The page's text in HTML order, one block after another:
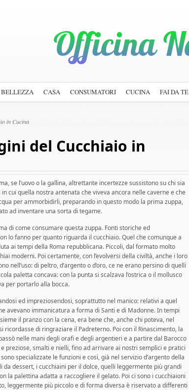
BELLEZZA CASA CONSUMATORI CUCINA FAI DA TE
in Cucina
del Cucchiaio in
se l’uovo o la gallina, altrettante incertezze sussistono su chi sia
in cui quella nostra antenata che viveva ancora nelle caverne e che
per ammorbidirli, preparando in questo modo la prima zuppa,
ad inventare una sorta di tegame.
di come consumare questa zuppa. Fonti storiche ed
lo fanno per quanto riguarda il cucchiaio. Quel che comunque a
ai tempi della Roma repubblicana. Piccoli, dal formato molto
moderni. Poi certamente, con l’evolversi della civiltà, anche i loro
nell’uso: di peltro, d’argento o d’oro, ce ne erano persino di quelli
paletta concava: con la punta si scalzava l’ostrica o il mollusco
per portarlo alla bocca.
ed impreziosendosi, soprattutto nel manico: relativi a quel
avevano immanicatura a forma di Santi e di Madonne. In tempi
il pranzo con la cena, era bene che, anche chi poteva, nel
ricordasse di ringraziare il Padreterno. Poi con il Rinascimento, la
nelle mani degli orafi e degli argentieri e a partire dal Barocco
preziose, smalti e nielli, fino ad arrivare ai nostri semplici e pratici
specializzate le funzioni e così, già nel servizio d’argento della
da dessert, i cucchiaini per il dolce, quelli leggermente più grandi
la palettina adatta a raccogliere il gelato. Poi ci sono i cucchiaioni
leggermente più piccolo e di forma diversa è riservato a differenti